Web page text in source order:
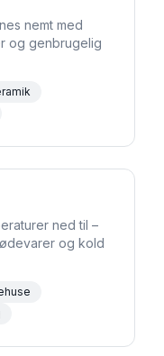
nemt med
og genbrugelig
ned til –
og kold